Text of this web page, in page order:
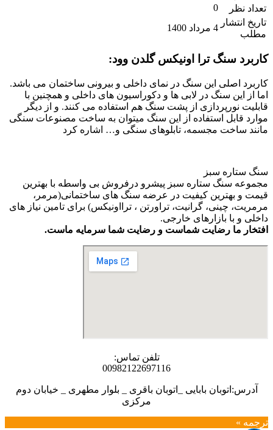
تعداد نظر
0
تاریخ انتشار
مطلب
4 مرداد 1400
کاربرد سنگ ترا اونیکس گلدن وود:
کاربرد اصلی این سنگ در نمای داخلی و بیرونی ساختمان می باشد.
اما از این سنگ در لابی ها و دکوراسیون های داخلی و همچنین با
قابلیت نورپردازی از پشت سنگ هم استفاده می کنند. و از دیگر
موارد قابل استفاده از این سنگ میتوان به ساخت مصنوعات سنگی
مانند ساخت مجسمه، تابلوهای سنگی و… اشاره کرد
سنگ ستاره سبز
مجموعه سنگ ستاره سبز پیشرو درفروش بی واسطه با بهترین
قیمت و بهترین کیفیت در عرضه سنگ های ساختمانی(مرمر،
مرمریت، چینی، گرانیت، تراورتن ، ترااونیکس) برای تامین نیاز های
داخلی و با بازارهای خارجی.
افتخار ما رضایت شماست و رضایت شما سرمایه ماست.
تلفن تماس:
00982122697116
آدرس:اتوبان بابایی _اتوبان باقری _ بلوار مطهری _ خیابان دوم
مرکزی
ترجمه »